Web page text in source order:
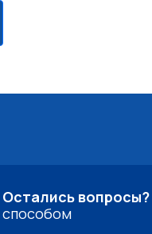
Остались вопросы?
способом